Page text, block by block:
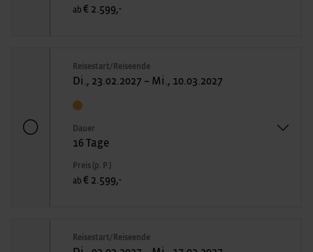
ab € 2.599,-
Reisestart/Reiseende
Di., 23.02.2027 – Mi., 10.03.2027
Dauer
16 Tage
Preis (p. P.)
ab € 2.599,-
Reisestart/Reiseende